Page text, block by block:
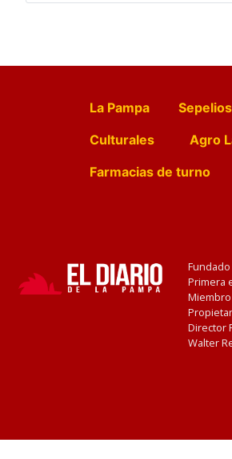
La Pampa Sepelios
Culturales
Agro
Farmacias de turno
Primera
Miembro
Director
Walter